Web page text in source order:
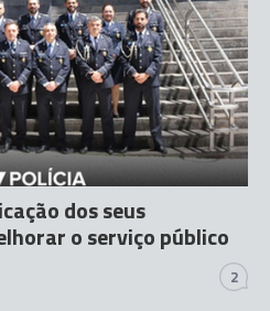
dos seus
o serviço público
2